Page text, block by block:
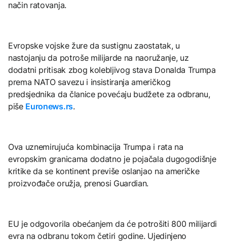
način ratovanja.
Evropske vojske žure da sustignu zaostatak, u
nastojanju da potroše milijarde na naoružanje, uz
dodatni pritisak zbog kolebljivog stava Donalda Trumpa
prema NATO savezu i insistiranja američkog
predsjednika da članice povećaju budžete za odbranu,
piše Euronews.rs.
Ova uznemirujuća kombinacija Trumpa i rata na
evropskim granicama dodatno je pojačala dugogodišnje
kritike da se kontinent previše oslanjao na američke
proizvođače oružja, prenosi Guardian.
EU je odgovorila obećanjem da će potrošiti 800 milijardi
evra na odbranu tokom četiri godine. Ujedinjeno